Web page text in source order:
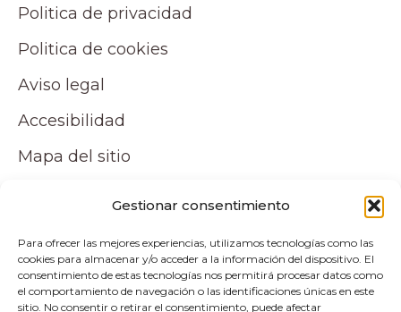
Gestionar consentimiento
Para ofrecer las mejores experiencias, utilizamos tecnologías como las
cookies para almacenar y/o acceder a la información del dispositivo. El
consentimiento de estas tecnologías nos permitirá procesar datos como
el comportamiento de navegación o las identificaciones únicas en este
sitio. No consentir o retirar el consentimiento, puede afectar
Politica de privacidad
Politica de cookies
Aviso legal
Accesibilidad
Mapa del sitio
Tu cuenta
Mi cuenta
Carrito